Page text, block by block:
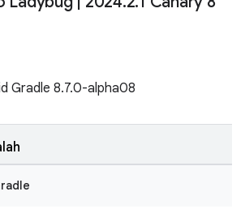
Gradle 8.7.0-alpha08